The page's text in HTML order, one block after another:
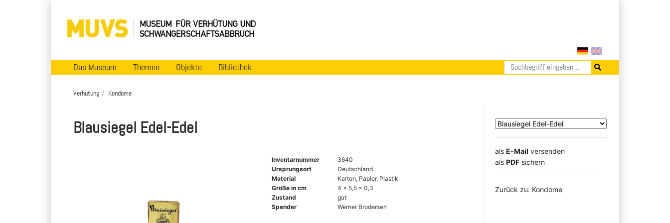
Das Museum Themen Objekte Bibliothek
Verhütung Kondome
Blausiegel Edel-Edel
Inventarnummer
3640
Ursprungsort
Deutschland
Material
Karton, Papier, Plastik
Größe in cm
4 x 5,5 x 0,3
Zustand
gut
Spender
Werner Brodersen
als E-Mail versenden
​​​​​​​​​​​​​​​​​als PDF sichern
Zurück zu: Kondome